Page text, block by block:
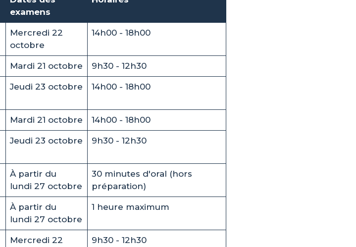
examens
Mercredi 22
octobre
14h00 - 18h00
Mardi 21 octobre 9h30 - 12h30
Jeudi 23 octobre 14h00 - 18h00
Mardi 21 octobre 14h00 - 18h00
Jeudi 23 octobre 9h30 - 12h30
À partir du
lundi 27 octobre
30 minutes d'oral (hors
préparation)
À partir du
lundi 27 octobre
1 heure maximum
Mercredi 22
9h30 - 12h30